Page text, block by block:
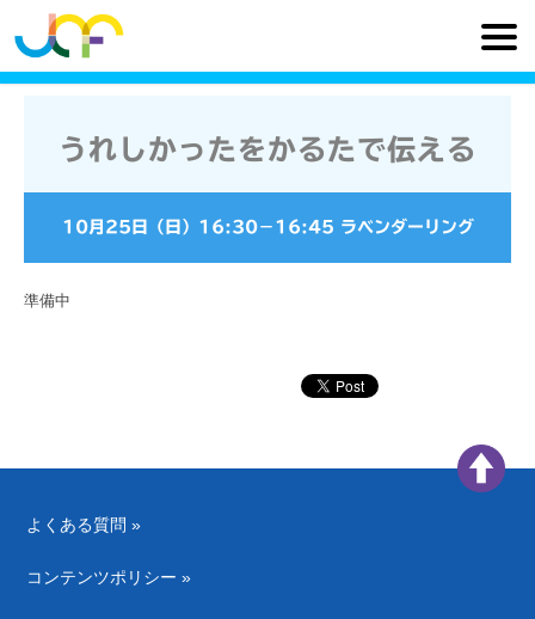
うれしかったをかるたで伝える
10月25日（日） 16:30− 16:45 ラベンダーリング
準備中
よくある質問 »
コンテンツポリシー »